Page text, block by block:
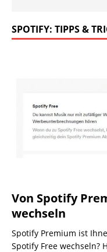
SPOTIFY: TIPPS &
Von Spotify
wechseln
Spotify Premium ist
Spotify Free wechseln?